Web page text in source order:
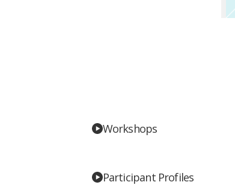
Workshops
Participant Profiles